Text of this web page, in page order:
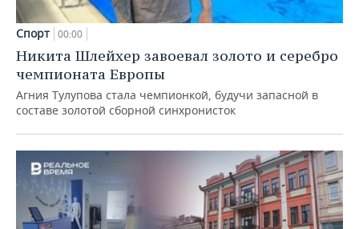
Спорт 00:00
Никита Шлейхер завоевал золото и серебро
чемпионата Европы
Агния Тулупова стала чемпионкой, будучи запасной в
составе золотой сборной синхронисток